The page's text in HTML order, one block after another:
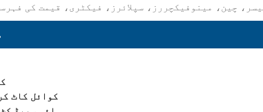
چین، مینوفیکچررز، سپلائرز، فیکٹری، قیمت کی
کوائل کاٹ